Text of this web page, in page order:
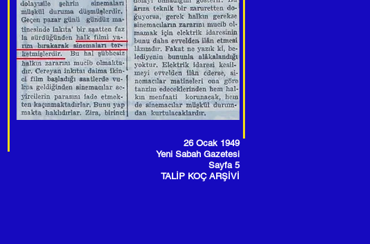
26 Ocak 1949
Yeni Sabah Gazetesi
Sayfa 5
TALİP KOÇ ARŞİVİ